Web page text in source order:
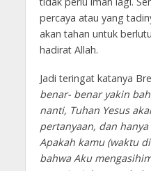
percaya atau yang
akan tahan untuk
hadirat Allah.
Jadi teringat katanya
benar- benar yakin
nanti, Tuhan Yesus
pertanyaan, dan
Apakah kamu (waktu
bahwa Aku